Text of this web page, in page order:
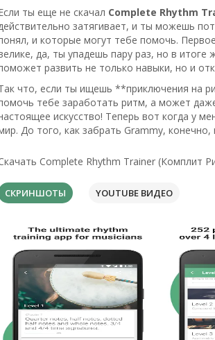
ты еще не скачал Complete Rhythm
затягивает, и ты можешь
и которые могут тебе помочь.
да, ты упадешь пару раз, но в
развить не только навыки, но и
что, если ты ищешь **приключения на
тебе заработать ритм, а может
искусство! Теперь вот когда у
До того, как забрать Grammy,
Complete Rhythm Trainer (Комплит
СКРИНШОТЫ YOUTUBE ВИДЕО